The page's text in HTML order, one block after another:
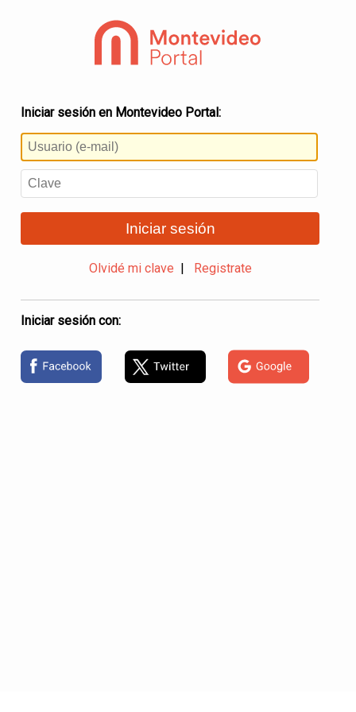
Iniciar sesión en Montevideo Portal:
Iniciar sesión
Olvidé mi clave Registrate
Iniciar sesión con: